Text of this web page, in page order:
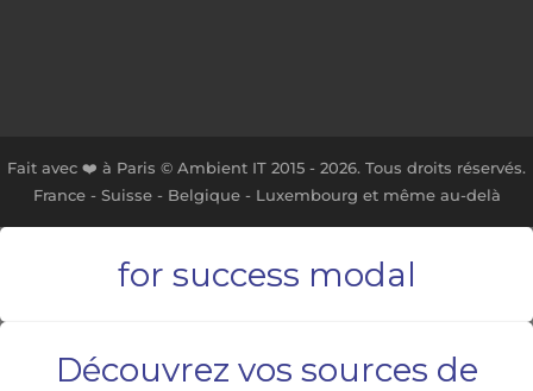
Fait avec ❤️ à Paris © Ambient IT 2015 - 2026. Tous droits réservés.
France - Suisse - Belgique - Luxembourg et même au-delà
for success modal
Découvrez vos sources de